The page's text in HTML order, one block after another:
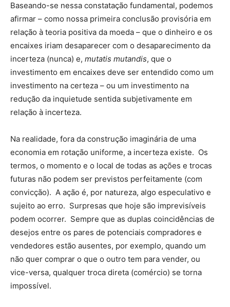
Baseando-se nessa constatação fundamental, podemos
afirmar – como nossa primeira conclusão provisória em
relação à teoria positiva da moeda – que o dinheiro e os
encaixes iriam desaparecer com o desaparecimento da
incerteza (nunca) e, mutatis mutandis, que o
investimento em encaixes deve ser entendido como um
investimento na certeza – ou um investimento na
redução da inquietude sentida subjetivamente em
relação à incerteza.
Na realidade, fora da construção imaginária de uma
economia em rotação uniforme, a incerteza existe. Os
termos, o momento e o local de todas as ações e trocas
futuras não podem ser previstos perfeitamente (com
convicção). A ação é, por natureza, algo especulativo e
sujeito ao erro. Surpresas que hoje são imprevisíveis
podem ocorrer. Sempre que as duplas coincidências de
desejos entre os pares de potenciais compradores e
vendedores estão ausentes, por exemplo, quando um
não quer comprar o que o outro tem para vender, ou
vice-versa, qualquer troca direta (comércio) se torna
impossível.